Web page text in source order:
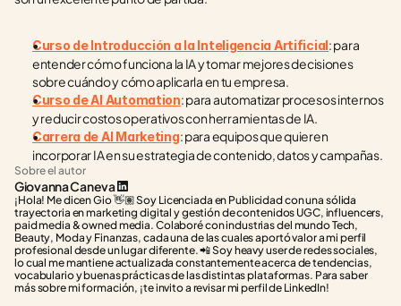
Curso de Introducción a la Inteligencia Artificial: para
entender cómo funciona la IA y tomar mejores decisiones
sobre cuándo y cómo aplicarla en tu empresa.
Curso de AI Automation: para automatizar procesos internos
y reducir costos operativos con herramientas de IA.
Carrera de AI Marketing: para equipos que quieren
incorporar IA en su estrategia de contenido, datos y campañas.
Sobre el autor
Giovanna Caneva
¡Hola! Me dicen Gio 👋🏽 Soy Licenciada en Publicidad con una sólida
trayectoria en marketing digital y gestión de contenidos UGC, influencers,
paid media & owned media. Colaboré con industrias del mundo Tech,
Beauty, Moda y Finanzas, cada una de las cuales aportó valor a mi perfil
profesional desde un lugar diferente. 📲 Soy heavy user de redes sociales,
lo cual me mantiene actualizada constantemente acerca de tendencias,
vocabulario y buenas prácticas de las distintas plataformas. Para saber
más sobre mi formación, ¡te invito a revisar mi perfil de LinkedIn!